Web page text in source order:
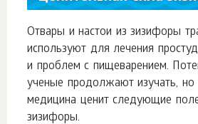
Отвары и настои из зизифоры
используют для лечения
и проблем с пищеварением.
ученые продолжают изучать, но
медицина ценит следующие
зизифоры.